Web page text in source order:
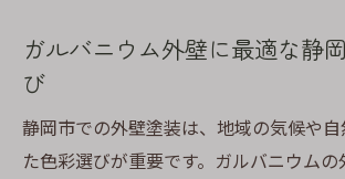
ガルバニウム外壁に最適な静
び
静岡市での外壁塗装は、地域の気候や
た色彩選びが重要です。ガルバニウム